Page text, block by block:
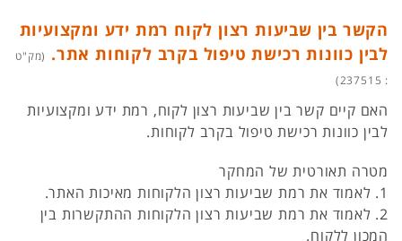
הקשר בין שביעות רצון לקוח רמת ידע ומקצועיות
לבין כוונות רכישת טיפול בקרב לקוחות אתר. (מק"ט
: 237515)
האם קיים קשר בין שביעות רצון לקוח, רמת ידע ומקצועיות
לבין כוונות רכישת טיפול בקרב לקוחות.
מטרה תאורטית של המחקר
1. לאמוד את רמת שביעות רצון הלקוחות מאיכות האתר.
2. לאמוד את רמת שביעות רצון הלקוחות ההתקשרות בין
המכון ללקוח.